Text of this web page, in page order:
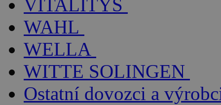
VITALITYS
WAHL
WELLA
WITTE SOLINGEN
Ostatní dovozci a